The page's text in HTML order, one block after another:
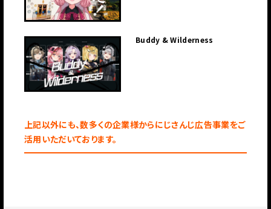
Buddy & Wilderness
上記以外にも、数多くの企業様からにじさんじ広告事業をご
活用いただいております。